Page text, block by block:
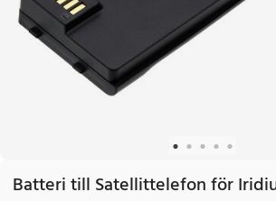
Batteri till Satellittelefon för